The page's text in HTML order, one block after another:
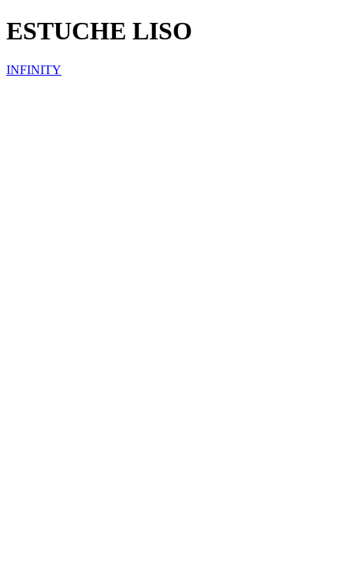
ESTUCHE LISO
INFINITY